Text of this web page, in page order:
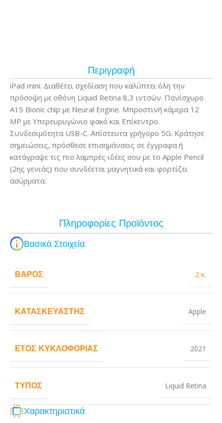
Περιγραφή
iPad mini. Διαθέτει σχεδίαση που καλύπτει όλη την
πρόσοψη με οθόνη Liquid Retina 8,3 ιντσών. Πανίσχυρο
A15 Bionic chip με Neural Engine. Μπροστινή κάμερα 12
MP με Υπερευρυγώνιο φακό και Επίκεντρο.
Συνδεσιμότητα USB-C. Απίστευτα γρήγορο 5G. Κράτησε
σημειώσεις, πρόσθεσε επισημάνσεις σε έγγραφα ή
κατάγραψε τις πιο λαμπρές ιδέες σου με το Apple Pencil
(2ης γενιάς) που συνδέεται μαγνητικά και φορτίζει
ασύρματα.
Πληροφορίες Προϊόντος
Βασικά Στοιχεία
ΒΆΡΟΣ 2 κ.
ΚΑΤΑΣΚΕΥΑΣΤΉΣ Apple
ΈΤΟΣ ΚΥΚΛΟΦΟΡΊΑΣ 2021
ΤΎΠΟΣ Liquid Retina
Χαρακτηριστικά